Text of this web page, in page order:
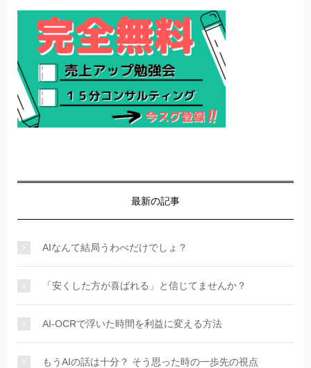
最新の記事
AIなんて結局うわべだけでしょ？
「安くした方が喜ばれる」と信じてませんか？
AI-OCRで浮いた時間を利益に変える方法
もうAIの話は十分？ そう思った時の一歩先の視点